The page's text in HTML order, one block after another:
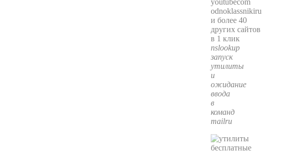
nslookup
запуск
утилиты
и
ожидание
ввода
в
команд
mailru